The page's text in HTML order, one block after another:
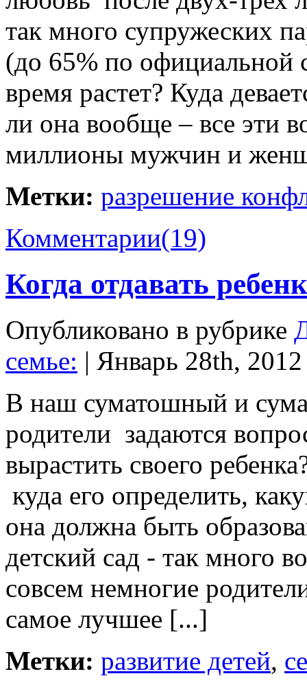
так много супружеских
(до 65% по официальной
время растет? Куда
ли она вообще – все эти
миллионы мужчин и
Метки: разрешение
Комментарии(19)
Когда отдавать
Опубликовано в рубрике
семье: | Январь 28th, 2012
В наш суматошный и
родители задаются
вырастить своего
куда его определить,
она должна быть
детский сад - так много
совсем немногие
самое лучшее [...]
Метки: развитие детей,